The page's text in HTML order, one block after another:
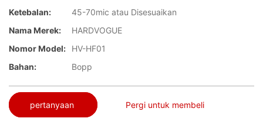
Ketebalan:
45-70mic atau Disesuaikan
Nama Merek:
HARDVOGUE
Nomor Model:
HV-HF01
Bahan:
Bopp
pertanyaan Pergi untuk membeli